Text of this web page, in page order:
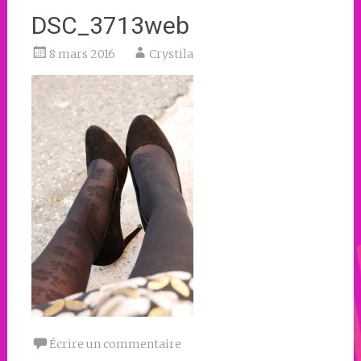
DSC_3713web
8 mars 2016 Crystila
Écrire un commentaire